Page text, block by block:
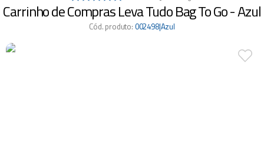
Carrinho de Compras Leva Tudo Bag To Go - Azul
Cód. produto: 002498|Azul
2 º varal